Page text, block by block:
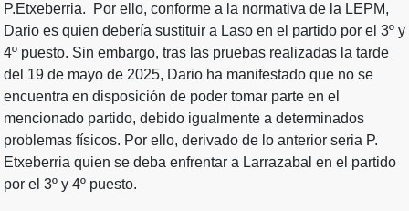
P.Etxeberria. Por ello, conforme a la normativa de la LEPM,
Dario es quien debería sustituir a Laso en el partido por el 3º y
4º puesto. Sin embargo, tras las pruebas realizadas la tarde
del 19 de mayo de 2025, Dario ha manifestado que no se
encuentra en disposición de poder tomar parte en el
mencionado partido, debido igualmente a determinados
problemas físicos. Por ello, derivado de lo anterior seria P.
Etxeberria quien se deba enfrentar a Larrazabal en el partido
por el 3º y 4º puesto.